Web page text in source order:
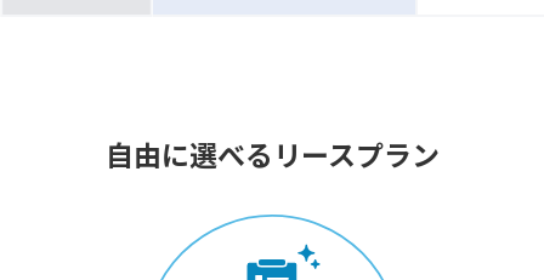
自由に選べるリースプラン